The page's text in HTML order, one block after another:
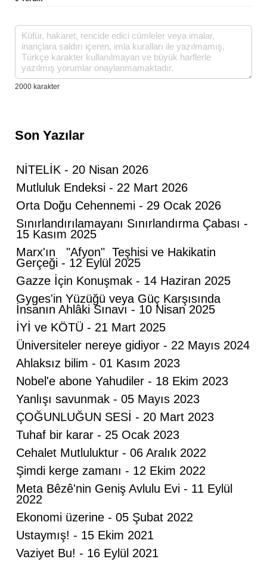
Son Yazılar
NİTELİK - 20 Nisan 2026
Mutluluk Endeksi - 22 Mart 2026
Orta Doğu Cehennemi - 29 Ocak 2026
Sınırlandırılamayanı Sınırlandırma Çabası -
15 Kasım 2025
Marx'ın "Afyon" Teşhisi ve Hakikatin
Gerçeği - 12 Eylül 2025
Gazze İçin Konuşmak - 14 Haziran 2025
Gyges'in Yüzüğü veya Güç Karşısında
İnsanın Ahlâki Sınavı - 10 Nisan 2025
İYİ ve KÖTÜ - 21 Mart 2025
Üniversiteler nereye gidiyor - 22 Mayıs 2024
Ahlaksız bilim - 01 Kasım 2023
Nobel'e abone Yahudiler - 18 Ekim 2023
Yanlışı savunmak - 05 Mayıs 2023
ÇOĞUNLUĞUN SESİ - 20 Mart 2023
Tuhaf bir karar - 25 Ocak 2023
Cehalet Mutluluktur - 06 Aralık 2022
Şimdi kerge zamanı - 12 Ekim 2022
Meta Bêzê'nin Geniş Avlulu Evi - 11 Eylül
2022
Ekonomi üzerine - 05 Şubat 2022
Ustaymış! - 15 Ekim 2021
Vaziyet Bu! - 16 Eylül 2021
Mahmut Hanpolat
Adanmış bir hayat: Neşet Hoca
Abdurahman Deniz Uğurlu
Bazı İnsanların Değeri, Yokluklarında
Anlaşılır: Hacı Mustafa Demirkan
Ali Lale
Hırsızlığın ve Rüşvetin Yeni Adı: Bağış